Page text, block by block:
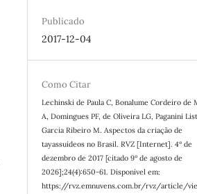
Publicado
2017-12-04
Como Citar
Lechinski de Paula C, Bonalume Cordeiro de
A, Domingues PF, de Oliveira LG, Paganini
Garcia Ribeiro M. Aspectos da criação de
tayassuídeos no Brasil. RVZ [Internet]. 4º de
dezembro de 2017 [citado 9º de agosto de
2026];24(4):650-61. Disponível em:
https://rvz.emnuvens.com.br/rvz/article/